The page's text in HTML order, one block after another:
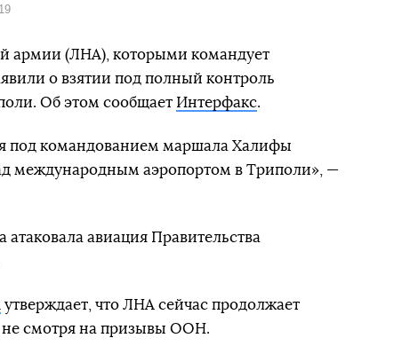
армии (ЛНА), которыми командует
о взятии под полный контроль
Об этом сообщает Интерфакс.
под командованием маршала Халифы
международным аэропортом в Триполи», —
авиация Правительства
утверждает, что ЛНА сейчас продолжает
не смотря на призывы ООН.